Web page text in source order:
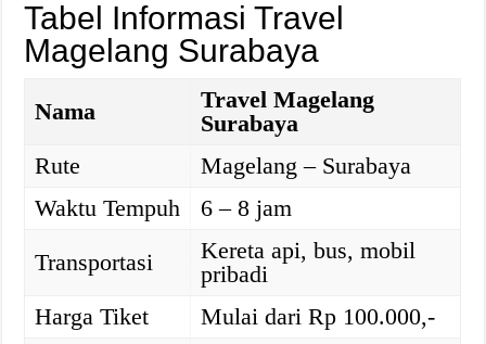
Tabel Informasi Travel
Magelang Surabaya
Nama
Travel Magelang
Surabaya
Rute
Magelang – Surabaya
Waktu Tempuh
6 – 8 jam
Transportasi
Kereta api, bus, mobil
pribadi
Harga Tiket
Mulai dari Rp 100.000,-